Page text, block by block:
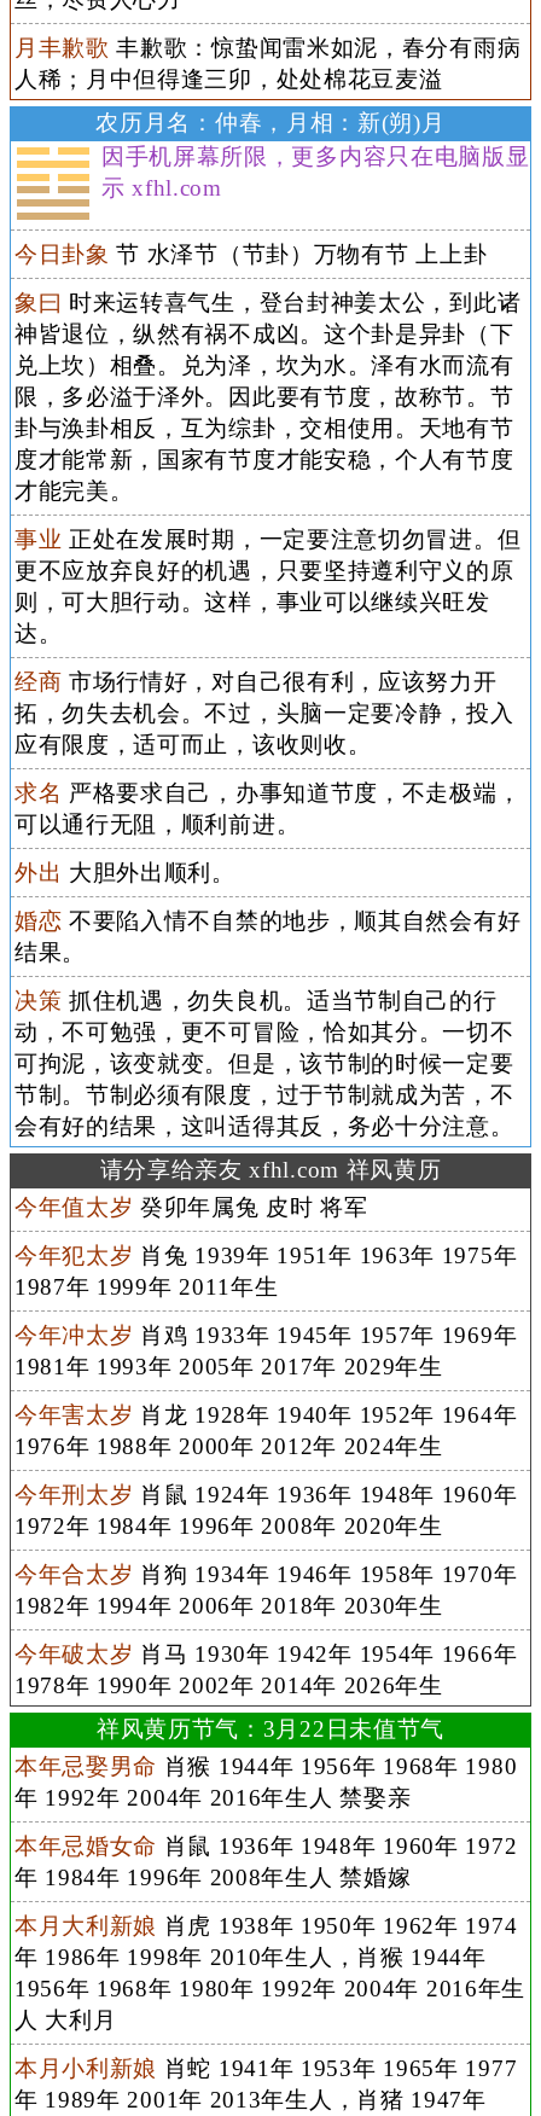
月丰歉歌 丰歉歌：惊蛰闻雷米如泥，春分有雨病
人稀；月中但得逢三卯，处处棉花豆麦溢
农历月名：仲春，月相：新(朔)月
因手机屏幕所限，更多内容只在电脑版显
示 xfhl.com
今日卦象 节 水泽节（节卦）万物有节 上上卦
象曰 时来运转喜气生，登台封神姜太公，到此诸
神皆退位，纵然有祸不成凶。这个卦是异卦（下
兑上坎）相叠。兑为泽，坎为水。泽有水而流有
限，多必溢于泽外。因此要有节度，故称节。节
卦与涣卦相反，互为综卦，交相使用。天地有节
度才能常新，国家有节度才能安稳，个人有节度
才能完美。
事业 正处在发展时期，一定要注意切勿冒进。但
更不应放弃良好的机遇，只要坚持遵利守义的原
则，可大胆行动。这样，事业可以继续兴旺发
达。
经商 市场行情好，对自己很有利，应该努力开
拓，勿失去机会。不过，头脑一定要冷静，投入
应有限度，适可而止，该收则收。
求名 严格要求自己，办事知道节度，不走极端，
可以通行无阻，顺利前进。
外出 大胆外出顺利。
婚恋 不要陷入情不自禁的地步，顺其自然会有好
结果。
决策 抓住机遇，勿失良机。适当节制自己的行
动，不可勉强，更不可冒险，恰如其分。一切不
可拘泥，该变就变。但是，该节制的时候一定要
节制。节制必须有限度，过于节制就成为苦，不
会有好的结果，这叫适得其反，务必十分注意。
请分享给亲友 xfhl.com 祥风黄历
今年值太岁 癸卯年属兔 皮时 将军
今年犯太岁 肖兔 1939年 1951年 1963年 1975年
1987年 1999年 2011年生
今年冲太岁 肖鸡 1933年 1945年 1957年 1969年
1981年 1993年 2005年 2017年 2029年生
今年害太岁 肖龙 1928年 1940年 1952年 1964年
1976年 1988年 2000年 2012年 2024年生
今年刑太岁 肖鼠 1924年 1936年 1948年 1960年
1972年 1984年 1996年 2008年 2020年生
今年合太岁 肖狗 1934年 1946年 1958年 1970年
1982年 1994年 2006年 2018年 2030年生
今年破太岁 肖马 1930年 1942年 1954年 1966年
1978年 1990年 2002年 2014年 2026年生
祥风黄历节气：3月22日未值节气
本年忌娶男命 肖猴 1944年 1956年 1968年 1980
年 1992年 2004年 2016年生人 禁娶亲
本年忌婚女命 肖鼠 1936年 1948年 1960年 1972
年 1984年 1996年 2008年生人 禁婚嫁
本月大利新娘 肖虎 1938年 1950年 1962年 1974
年 1986年 1998年 2010年生人，肖猴 1944年
1956年 1968年 1980年 1992年 2004年 2016年生
人 大利月
本月小利新娘 肖蛇 1941年 1953年 1965年 1977
年 1989年 2001年 2013年生人，肖猪 1947年